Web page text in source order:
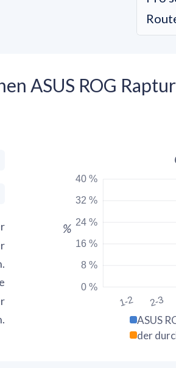
ASUS ROG
1-2 2-3
0 %
8 %
16 %
24 %
32 %
40 %
%
ASUS
der